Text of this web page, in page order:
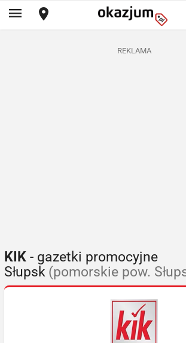
REKLAMA
KIK - gazetki promocyjne
Słupsk (pomorskie pow.